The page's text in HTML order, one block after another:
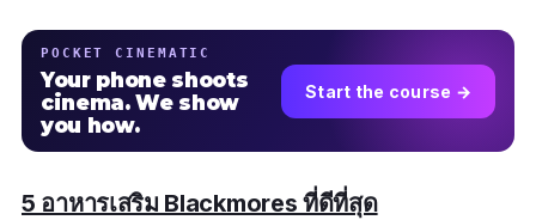
POCKET CINEMATIC
Your phone shoots
cinema. We show
you how.
Start the course →
5 อาหารเสริม Blackmores ที่ดีที่สุด